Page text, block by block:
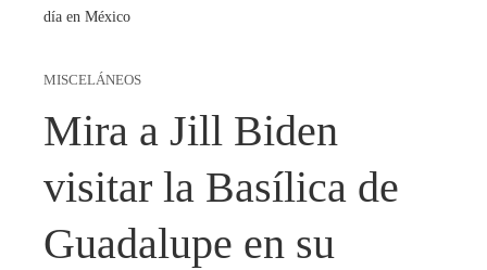
día en México
MISCELÁNEOS
Mira a Jill Biden
visitar la Basílica de
Guadalupe en su